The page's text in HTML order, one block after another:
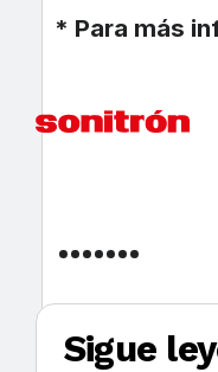
* Para más
Sigue